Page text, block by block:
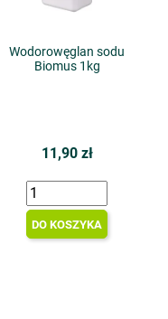
Wodorowęglan sodu
Biomus 1kg
11,90 zł
DO KOSZYKA